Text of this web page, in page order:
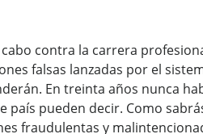
contra la carrera
falsas lanzadas por el
En treinta años nunca
pueden decir. Como
fraudulentas y